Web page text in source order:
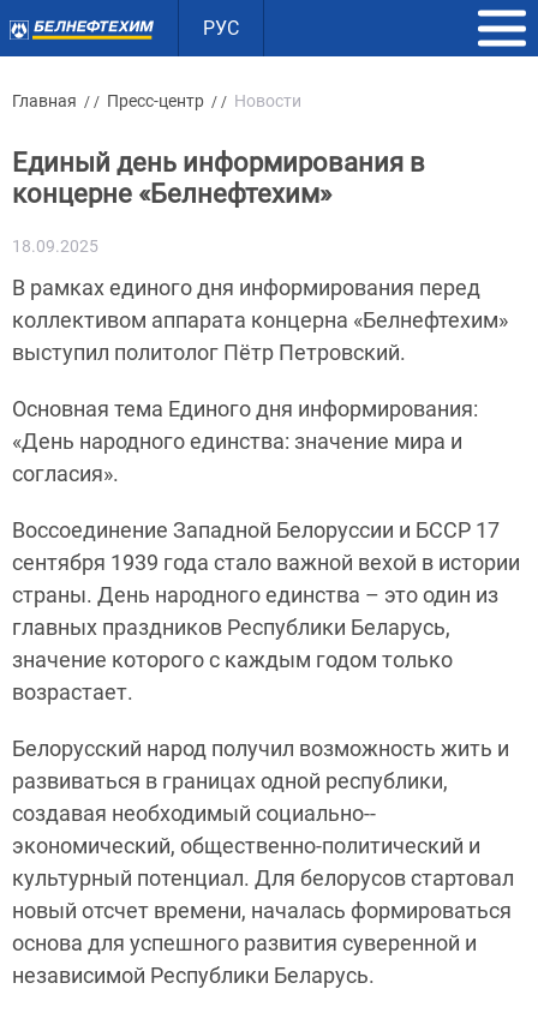
РУС
Главная / / Пресс-центр / / Новости
Единый день информирования в
концерне «Белнефтехим»
18.09.2025
В рамках единого дня информирования перед
коллективом аппарата концерна «Белнефтехим»
выступил политолог Пётр Петровский.
Основная тема Единого дня информирования:
«День народного единства: значение мира и
согласия».
Воссоединение Западной Белоруссии и БССР 17
сентября 1939 года стало важной вехой в истории
страны. День народного единства – это один из
главных праздников Республики Беларусь,
значение которого с каждым годом только
возрастает.
Белорусский народ получил возможность жить и
развиваться в границах одной республики,
создавая необходимый социально-­
экономический, общественно-­политический и
культурный потенциал. Для белорусов стартовал
новый отсчет времени, началась формироваться
основа для успешного развития суверенной и
независимой Республики Беларусь.